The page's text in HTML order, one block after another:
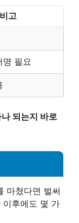
비고
명 필요
되는지 바로
마쳤다면 벌써
이후에도 몇 가